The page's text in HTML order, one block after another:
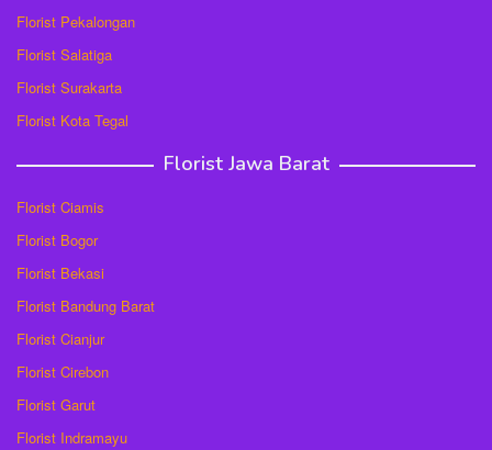
Florist Pekalongan
Florist Salatiga
Florist Surakarta
Florist Kota Tegal
Florist Jawa Barat
Florist Ciamis
Florist Bogor
Florist Bekasi
Florist Bandung Barat
Florist Cianjur
Florist Cirebon
Florist Garut
Florist Indramayu